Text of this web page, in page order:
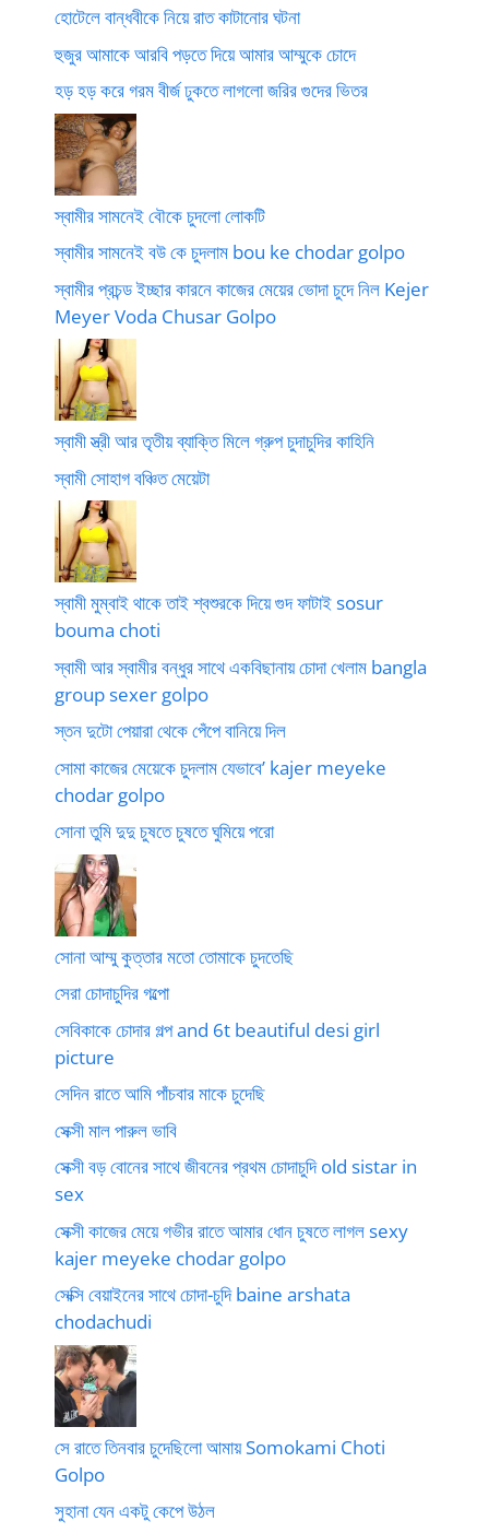
হোটেলে বান্ধবীকে নিয়ে রাত কাটানোর ঘটনা
হুজুর আমাকে আরবি পড়তে দিয়ে আমার আম্মুকে চোদে
হড় হড় করে গরম বীর্জ ঢুকতে লাগলো জরির গুদের ভিতর
স্বামীর সামনেই বৌকে চুদলো লোকটি
স্বামীর সামনেই বউ কে চুদলাম bou ke chodar golpo
স্বামীর প্রচন্ড ইচ্ছার কারনে কাজের মেয়ের ভোদা চুদে নিল Kejer
Meyer Voda Chusar Golpo
স্বামী স্ত্রী আর তৃতীয় ব্যাক্তি মিলে গ্রুপ চুদাচুদির কাহিনি
স্বামী সোহাগ বঞ্চিত মেয়েটা
স্বামী মুম্বাই থাকে তাই শ্বশুরকে দিয়ে গুদ ফাটাই sosur
bouma choti
স্বামী আর স্বামীর বন্ধুর সাথে একবিছানায় চোদা খেলাম bangla
group sexer golpo
স্তন দুটো পেয়ারা থেকে পেঁপে বানিয়ে দিল
সোমা কাজের মেয়েকে চুদলাম যেভাবে’ kajer meyeke
chodar golpo
সোনা তুমি দুদু চুষতে চুষতে ঘুমিয়ে পরো
সোনা আম্মু কুত্তার মতো তোমাকে চুদতেছি
সেরা চোদাচুদির গল্পো
সেবিকাকে চোদার গল্প and 6t beautiful desi girl
picture
সেদিন রাতে আমি পাঁচবার মাকে চুদেছি
সেক্সী মাল পারুল ভাবি
সেক্সী বড় বোনের সাথে জীবনের প্রথম চোদাচুদি old sistar in
sex
সেক্সী কাজের মেয়ে গভীর রাতে আমার ধোন চুষতে লাগল sexy
kajer meyeke chodar golpo
সেক্সি বেয়াইনের সাথে চোদা-চুদি baine arshata
chodachudi
সে রাতে তিনবার চুদেছিলো আমায় Somokami Choti
Golpo
সুহানা যেন একটু কেপে উঠল